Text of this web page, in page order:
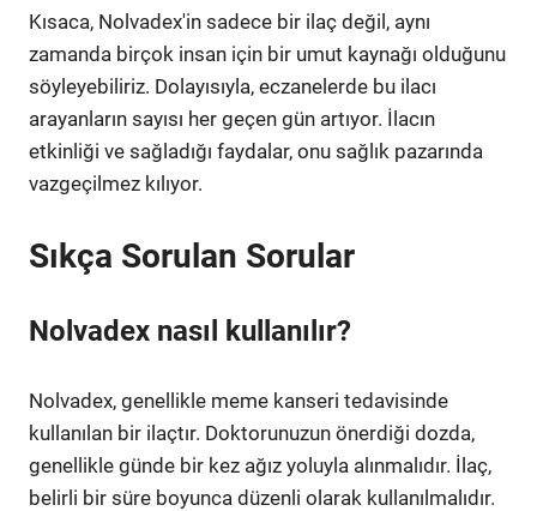
Kısaca, Nolvadex'in sadece bir ilaç değil, aynı
zamanda birçok insan için bir umut kaynağı olduğunu
söyleyebiliriz. Dolayısıyla, eczanelerde bu ilacı
arayanların sayısı her geçen gün artıyor. İlacın
etkinliği ve sağladığı faydalar, onu sağlık pazarında
vazgeçilmez kılıyor.
Sıkça Sorulan Sorular
Nolvadex nasıl kullanılır?
Nolvadex, genellikle meme kanseri tedavisinde
kullanılan bir ilaçtır. Doktorunuzun önerdiği dozda,
genellikle günde bir kez ağız yoluyla alınmalıdır. İlaç,
belirli bir süre boyunca düzenli olarak kullanılmalıdır.